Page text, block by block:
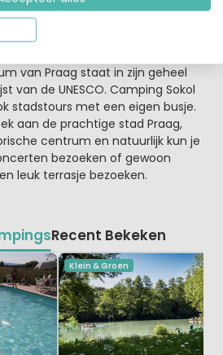
en tijdens het hoogseizoen een
hotspot tegen betaling.
van Praag staat in zijn geheel
van de UNESCO. Camping Sokol
stadstours met een eigen busje.
aan de prachtige stad Praag,
centrum en natuurlijk kun je
bezoeken of gewoon
leuk terrasje bezoeken.
Recent Bekeken
Klein & Groen